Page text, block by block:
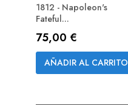
1812 - Napoleon's
Fateful...
Precio
75,00 €
AÑADIR AL CARRITO